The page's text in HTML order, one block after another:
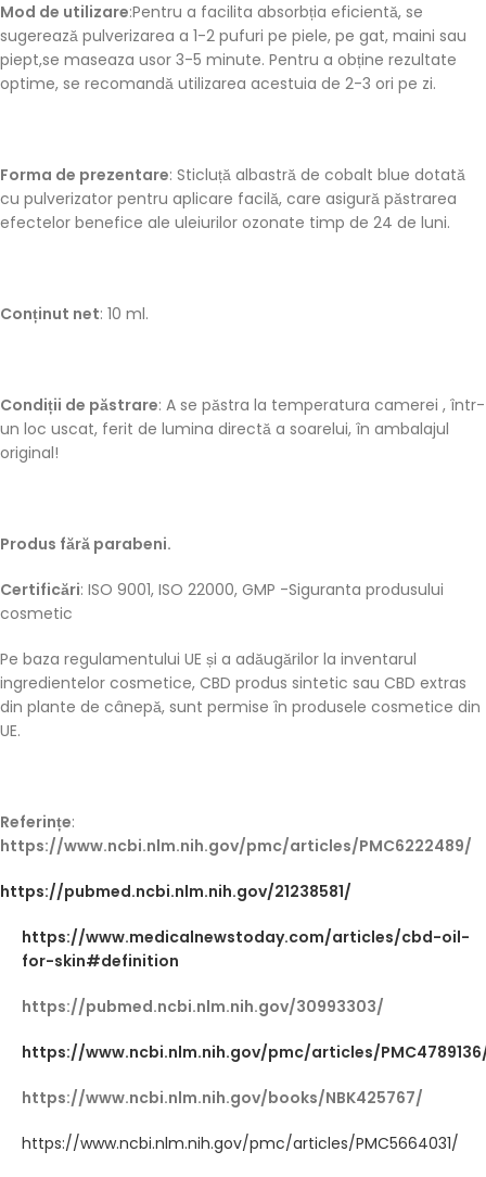
Mod de utilizare:Pentru a facilita absorbția eficientă, se
sugerează pulverizarea a 1-2 pufuri pe piele, pe gat, maini sau
piept,se maseaza usor 3-5 minute. Pentru a obține rezultate
optime, se recomandă utilizarea acestuia de 2-3 ori pe zi.
Forma de prezentare: Sticluță albastră de cobalt blue dotată
cu pulverizator pentru aplicare facilă, care asigură păstrarea
efectelor benefice ale uleiurilor ozonate timp de 24 de luni.
Conținut net: 10 ml.
Condiții de păstrare: A se păstra la temperatura camerei , într-
un loc uscat, ferit de lumina directă a soarelui, în ambalajul
original!
Produs fără parabeni.
Certificări: ISO 9001, ISO 22000, GMP -Siguranta produsului
cosmetic
Pe baza regulamentului UE și a adăugărilor la inventarul
ingredientelor cosmetice, CBD produs sintetic sau CBD extras
din plante de cânepă, sunt permise în produsele cosmetice din
UE.
Referințe:
https://www.ncbi.nlm.nih.gov/pmc/articles/PMC6222489/
https://pubmed.ncbi.nlm.nih.gov/21238581/
https://www.medicalnewstoday.com/articles/cbd-oil-
for-skin#definition
https://pubmed.ncbi.nlm.nih.gov/30993303/
https://www.ncbi.nlm.nih.gov/pmc/articles/
https://www.ncbi.nlm.nih.gov/books/NBK425767/
https://www.ncbi.nlm.nih.gov/pmc/articles/PMC5664031/